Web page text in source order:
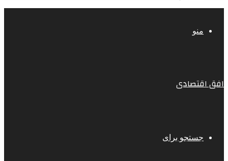
منو
افق اقتصادی
جستجو برای